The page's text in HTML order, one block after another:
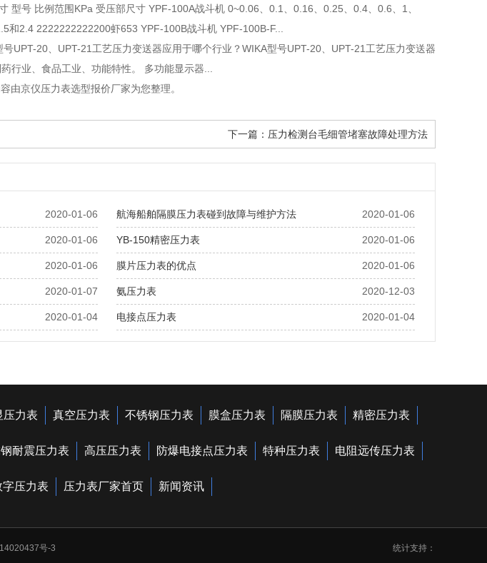
型号 比例范围KPa 受压部尺寸 YPF-100A战斗机 0~0.06、0.1、0.16、0.25、0.4、0.6、1、
2.4 2222222222200虾653 YPF-100B战斗机 YPF-100B-F...
号UPT-20、UPT-21工艺压力变送器应用于哪个行业？WIKA型号UPT-20、UPT-21工艺压力变送器
行业、食品工业、功能特性。 多功能显示器...
由京仪压力表选型报价厂家为您整理。
下一篇： 压力检测台毛细管堵塞故障处理方法
2020-01-06 2020-01-06
航海船舶隔膜压力表碰到故障与维护方法
2020-01-06 2020-01-06
YB-150精密压力表
2020-01-06 2020-01-06
膜片压力表的优点
2020-01-07 2020-12-03
氨压力表
2020-01-04 2020-01-04
电接点压力表
压力表 真空压力表 不锈钢压力表 膜盒压力表 隔膜压力表 精密压力表
耐震压力表 高压压力表 防爆电接点压力表 特种压力表 电阻远传压力表
字压力表 压力表厂家首页 新闻资讯
号-3 统计支持：